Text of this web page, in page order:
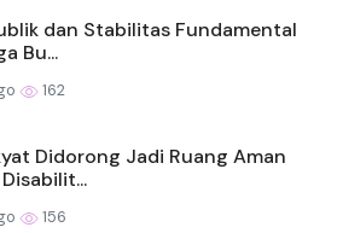
dan Stabilitas Fundamental
Bu...
162
Didorong Jadi Ruang Aman
156